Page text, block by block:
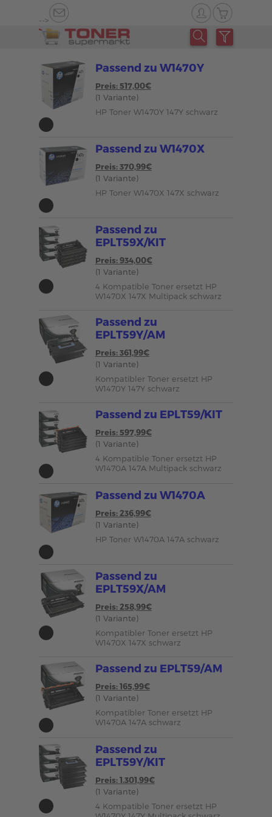
-->
Passend zu W1470Y
Preis: 517,00€
(1 Variante)
HP Toner W1470Y 147Y schwarz
Passend zu W1470X
Preis: 370,99€
(1 Variante)
HP Toner W1470X 147X schwarz
Passend zu
EPLT59X/KIT
Preis: 934,00€
(1 Variante)
4 Kompatible Toner ersetzt HP
W1470X 147X Multipack schwarz
Passend zu
EPLT59Y/AM
Preis: 361,99€
(1 Variante)
Kompatibler Toner ersetzt HP
W1470Y 147Y schwarz
Passend zu EPLT59/KIT
Preis: 597,99€
(1 Variante)
4 Kompatible Toner ersetzt HP
W1470A 147A Multipack schwarz
Passend zu W1470A
Preis: 236,99€
(1 Variante)
HP Toner W1470A 147A schwarz
Passend zu
EPLT59X/AM
Preis: 258,99€
(1 Variante)
Kompatibler Toner ersetzt HP
W1470X 147X schwarz
Passend zu EPLT59/AM
Preis: 165,99€
(1 Variante)
Kompatibler Toner ersetzt HP
W1470A 147A schwarz
Passend zu
EPLT59Y/KIT
Preis: 1.301,99€
(1 Variante)
4 Kompatible Toner ersetzt HP